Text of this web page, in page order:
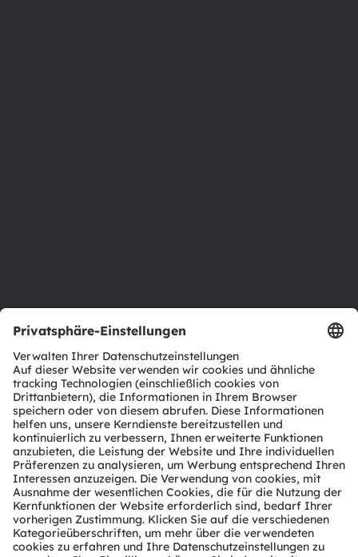
Produkt Selektor
Download Center
Tools
Kundenanfragen
Technischer Support
Partner Netzwerk
Whistleblowing